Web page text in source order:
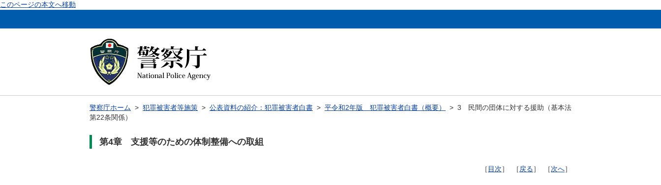
このページの本文へ移動
警察庁ホーム > 犯罪被害者等施策 > 公表資料の紹介：犯罪被害者白書 > 平令和2年版 犯罪被害者白書（概要）
> 3 民間の団体に対する援助（基本法
第22条関係）
第4章 支援等のための体制整備への取組
［ 目次 ］ ［ 戻る ］ ［ 次へ］